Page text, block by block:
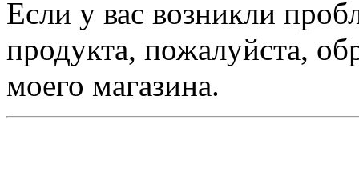
Если у вас возникли
продукта, пожалуйста,
моего магазина.